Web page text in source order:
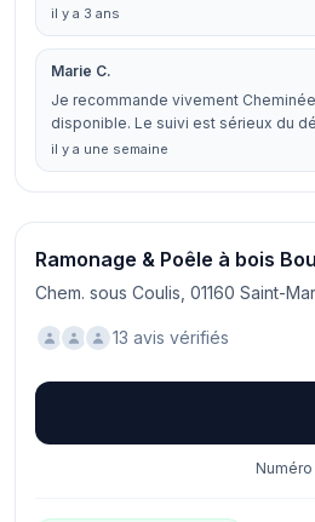
il y a 3 ans
Marie C.
Je recommande vivement
disponible. Le suivi est sérieux du
il y a une semaine
Ramonage & Poêle à bois
Chem. sous Coulis, 01160 Saint-
13 avis vérifiés